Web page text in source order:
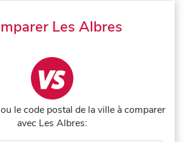
Les Albres
le code postal de la ville à comparer
avec Les Albres: